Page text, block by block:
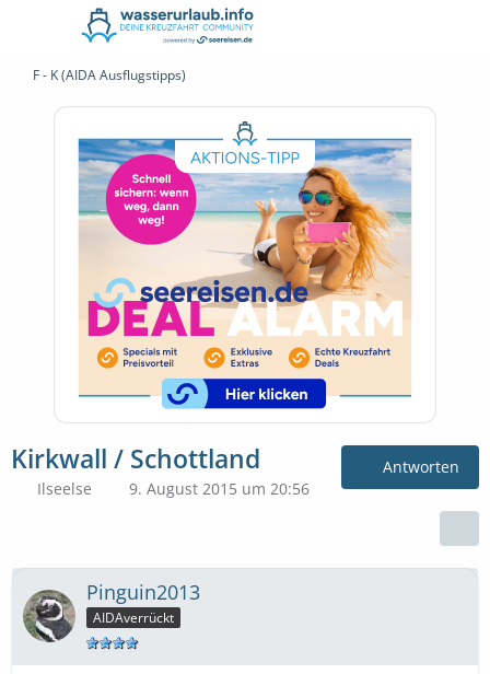
F - K (AIDA Ausflugstipps)
Kirkwall / Schottland
Ilseelse 9. August 2015 um 20:56
Antworten
Pinguin2013
AIDAverrückt